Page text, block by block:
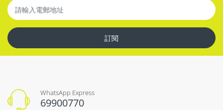
訂閱
WhatsApp Express
69900770